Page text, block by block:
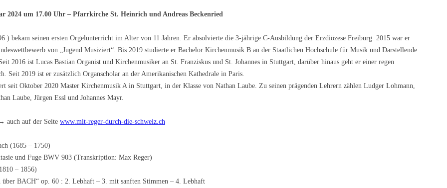
2024 um 17.00 Uhr – Pfarrkirche St. Heinrich und Andreas Beckenried
) bekam seinen ersten Orgelunterricht im Alter von 11 Jahren. Er absolvierte die 3-jährige C-Ausbildung der Erzdiözese Freiburg. 2015 war er
von „Jugend Musiziert“. Bis 2019 studierte er Bachelor Kirchenmusik B an der Staatlichen Hochschule für Musik und Darstellende
2016 ist Lucas Bastian Organist und Kirchenmusiker an St. Franziskus und St. Johannes in Stuttgart, darüber hinaus geht er einer regen
Seit 2019 ist er zusätzlich Organscholar an der Amerikanischen Kathedrale in Paris.
seit Oktober 2020 Master Kirchenmusik A in Stuttgart, in der Klasse von Nathan Laube. Zu seinen prägenden Lehrern zählen Ludger Lohmann,
Laube, Jürgen Essl und Johannes Mayr.
auch auf der Seitewww.mit-reger-durch-die-schweiz.ch
(1685 – 1750)
und Fuge BWV 903 (Transkription: Max Reger)
– 1856)
über BACH“ op. 60 : 2. Lebhaft – 3. mit sanften Stimmen – 4. Lebhaft